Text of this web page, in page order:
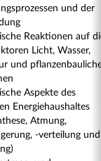
und der
Reaktionen auf
Licht, Wasser,
und
Aspekte des
Energiehaushaltes
Atmung,
-verteilung und